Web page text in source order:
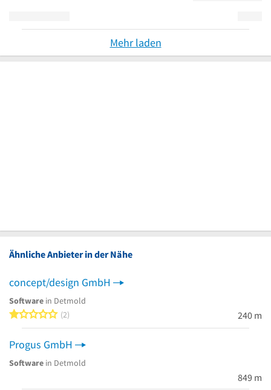
Mehr laden
Ähnliche Anbieter in der Nähe
concept/design GmbH
Software in Detmold
1 von 5 Sternen
2 240 m
Progus GmbH
Software in Detmold
849 m